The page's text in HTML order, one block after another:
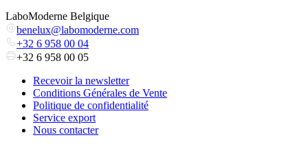
LaboModerne Belgique
benelux@labomoderne.com
+32 6 958 00 04
+32 6 958 00 05
Recevoir la newsletter
Conditions Générales de Vente
Politique de confidentialité
Service export
Nous contacter